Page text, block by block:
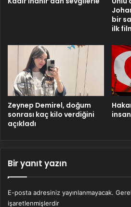
bir
ilk
Zeynep Demirel, doğum
sonrası kaç kilo verdiğini
açıkladı
Bir yanıt yazın
E-posta adresiniz yayınlanmayacak.
işaretlenmişlerdir